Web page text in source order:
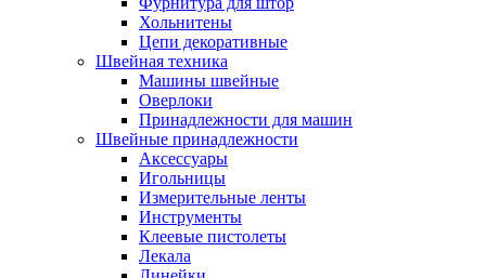
Хольнитены
Цепи декоративные
Швейная техника
Машины швейные
Оверлоки
Принадлежности для машин
Швейные принадлежности
Аксессуары
Игольницы
Измерительные ленты
Инструменты
Клеевые пистолеты
Лекала